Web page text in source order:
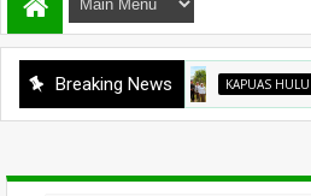
Breaking News KAPUAS HULU